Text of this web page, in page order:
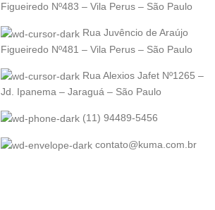
Figueiredo Nº483 – Vila Perus – São Paulo
Rua Juvêncio de Araújo
Figueiredo Nº481 – Vila Perus – São Paulo
Rua Alexios Jafet Nº1265 –
Jd. Ipanema – Jaraguá – São Paulo
(11) 94489-5456
contato@kuma.com.br